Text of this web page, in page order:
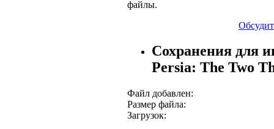
файлы.
Сохранения для
Persia: The Two
Файл добавлен:
Размер файла:
Загрузок: